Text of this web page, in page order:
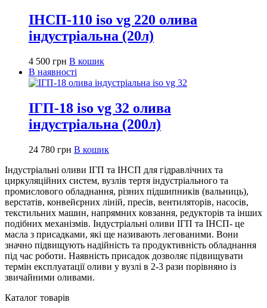
ІНСП-110 iso vg 220 олива
індустріальна (20л)
4 500 грн В кошик
В наявності
ІГП-18 iso vg 32 олива
індустріальна (200л)
24 780 грн В кошик
Індустріальні оливи ІГП та ІНСП для гідравлічних та
циркуляційних систем, вузлів тертя індустріального та
промислового обладнання, різних підшипників (вальниць),
верстатів, конвейєрних ліній, пресів, вентиляторів, насосів,
текстильних машин, напрямних ковзання, редукторів та інших
подібних механізмів. Індустріальні оливи ІГП та ІНСП- це
масла з присадками, які ще називають легованими. Вони
значно підвищують надійність та продуктивність обладнання
під час роботи. Наявність присадок дозволяє підвищувати
термін експлуатації оливи у вузлі в 2-3 рази порівняно із
звичайними оливами.
Каталог товарів